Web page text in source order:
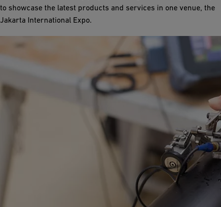
to showcase the latest products and services in one venue, the
Jakarta International Expo.